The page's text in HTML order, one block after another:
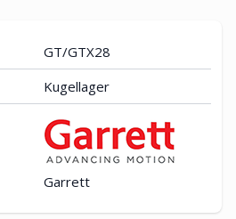
GT/GTX28
Kugellager
Garrett